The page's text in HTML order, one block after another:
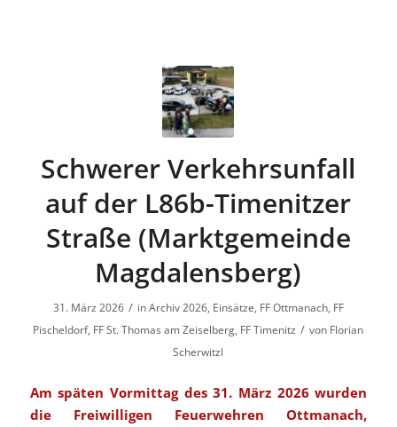
Schwerer Verkehrsunfall
auf der L86b-Timenitzer
Straße (Marktgemeinde
Magdalensberg)
31. März 2026 / inArchiv 2026, Einsätze, FF Ottmanach, FF
Pischeldorf, FF St. Thomas am Zeiselberg, FF Timenitz / von Florian
Scherwitzl
Am späten Vormittag des 31. März 2026 wurden
die Freiwilligen Feuerwehren Ottmanach,